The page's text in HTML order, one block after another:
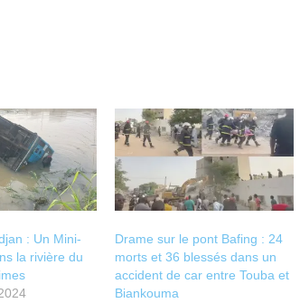
: Un Mini-
la rivière du
Drame sur le pont Bafing : 24
morts et 36 blessés dans un
accident de car entre Touba et
Biankouma